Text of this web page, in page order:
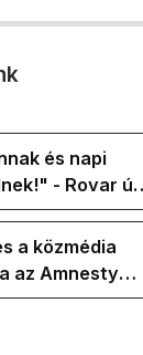
és napi
- Rovar úr
lázadnak a
a közmédia
az Amnesty